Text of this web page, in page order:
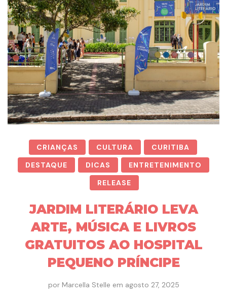
CRIANÇAS CULTURA
CURITIBA
DESTAQUE
DICAS
ENTRETENIMENTO
RELEASE
JARDIM LITERÁRIO LEVA
ARTE, MÚSICA E LIVROS
GRATUITOS AO HOSPITAL
PEQUENO PRÍNCIPE
por Marcella Stelle em agosto 27, 2025